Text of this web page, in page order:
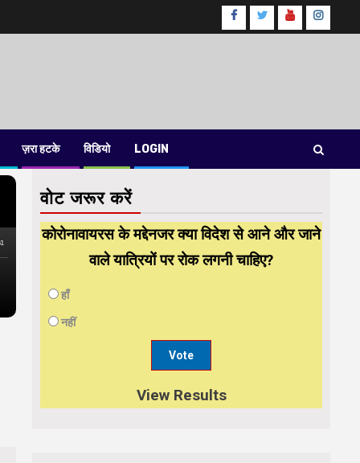
Facebook
TwitterYoutube
ज़रा हटके विडियो LOGIN
वोट जरूर करें
कोरोनावायरस के मद्देनजर क्या विदेश से आने और जाने
वाले यात्रियों पर रोक लगनी चाहिए?
हाँ
नहीं
View Results